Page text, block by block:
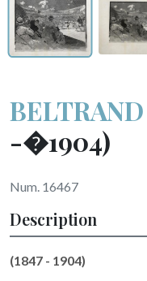
-�1904)
Num. 16467
Description
(1847 - 1904)